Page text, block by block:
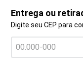
Entrega ou
Digite seu CEP para